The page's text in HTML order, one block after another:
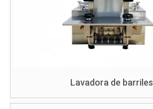
Lavadora de barriles